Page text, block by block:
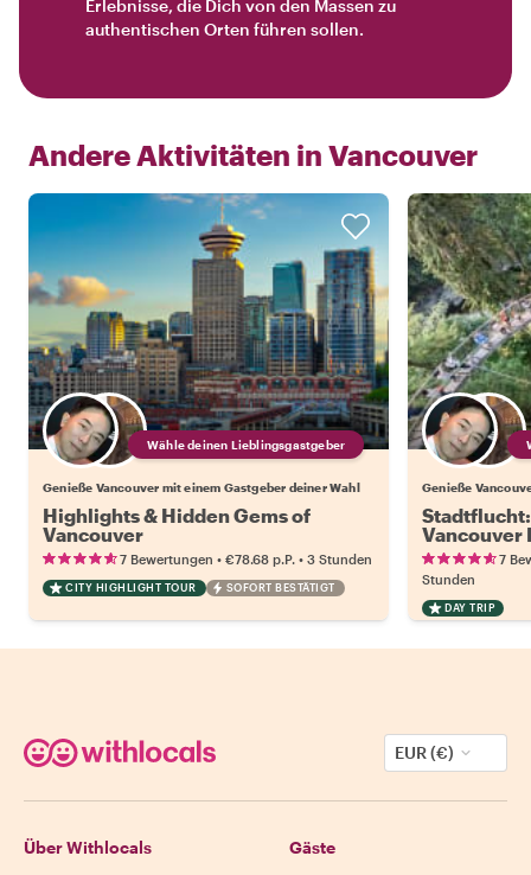
Erlebnisse, die Dich von den Massen zu
authentischen Orten führen sollen.
Andere Aktivitäten in Vancouver
Wähle deinen Lieblingsgastgeber
Genieße Vancouver mit einem Gastgeber deiner Wahl
Highlights & Hidden Gems of
Vancouver
7 Bewertungen • €78.68 p.P. • 3 Stunden
CITY HIGHLIGHT TOUR SOFORT BESTÄTIGT
Genieße
Vancouver
Capilano7
Stunden
DAY TRIP
EUR (€)
Über Withlocals Gäste